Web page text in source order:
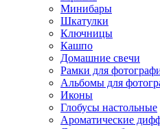
Минибары
Шкатулки
Ключницы
Кашпо
Домашние свечи
Рамки для
Альбомы для
Иконы
Глобусы настольные
Ароматические